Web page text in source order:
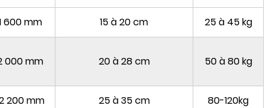
600 mm 15 à 20 cm 25 à 45 kg
000 mm 20 à 28 cm 50 à 80 kg
200 mm 25 à 35 cm 80-120kg